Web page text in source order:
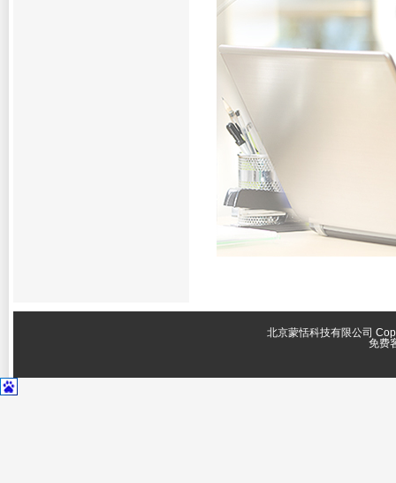
北京蒙恬科技有限公司
免费